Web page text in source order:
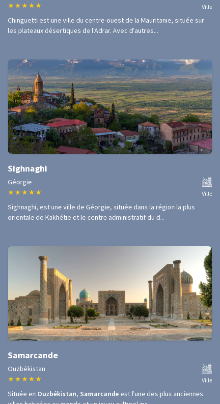
★ ★ ★ ★ ★ Ville
Chinguetti est une ville du centre-ouest de la Mauritanie, située sur
les plateaux désertiques de l'Adrar. Avec d'autres...
Sighnaghi
Géorgie
★ ★ ★ ★ ★ Ville
Sighnaghi, est une ville de Géorgie, située dans la région la plus
orientale de Kakhétie et le centre administratif du d...
Samarcande
Ouzbékistan
★ ★ ★ ★ ★ Ville
Située en Ouzbékistan, Samarcande est l'une des plus anciennes